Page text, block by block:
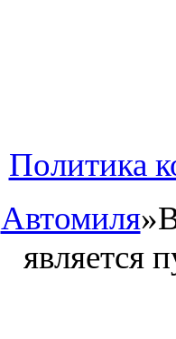
Политика
Автомиля»
является